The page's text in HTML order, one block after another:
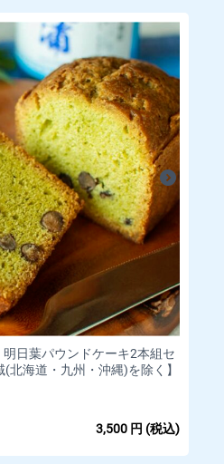
予定日5日後～2週間まで指定可
日内の配送が難しい場合がござ
り期日遅延となる場合がござい
い。
外発送は行っておりません
陥がある場合を除
行っておりませ
ル（商品発送前）｠
明日葉パウンドケーキ2本組セ
北海道・九州・沖縄)を除く】
3,500 円 (税込)